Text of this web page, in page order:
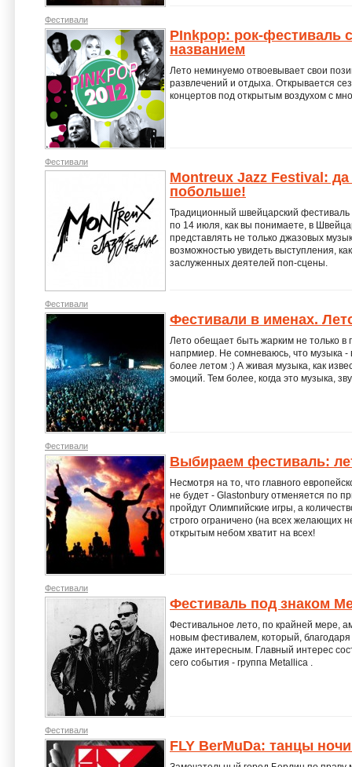
Фестивали
PInkpop: рок-фестиваль
названием
Лето неминуемо отвоевывает свои
развлечений и отдыха. Открывается
концертов под открытым воздухом с
Фестивали
Montreux Jazz Festival:
побольше!
Традиционный швейцарский
по 14 июля, как вы понимаете, в
представлять не только джазовых
возможностью увидеть выступления,
заслуженных деятелей поп-сцены.
Фестивали
Фестивали в именах.
Лето обещает быть жарким не только в
напрмиер. Не сомневаюсь, что музыка
более летом :) А живая музыка, как
эмоций. Тем более, когда это музыка,
Фестивали
Выбираем фестиваль:
Несмотря на то, что главного
не будет - Glastonbury отменяется по
пройдут Олимпийские игры, а
строго ограничено (на всех желающих
открытым небом хватит на всех!
Фестивали
Фестиваль под знаком
Фестивальное лето, по крайней мере,
новым фестивалем, который,
даже интересным. Главный интерес
сего события - группа Metallica .
Фестивали
FLY BerMuDa: танцы